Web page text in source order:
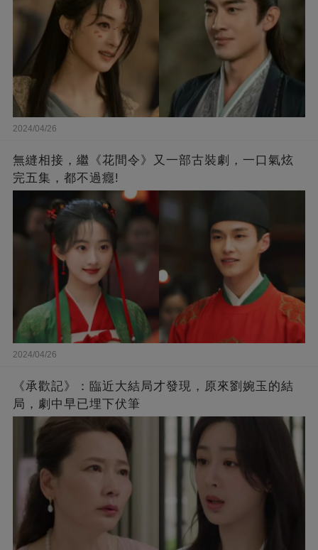
2024/04/26
無縫相接，繼《花間令》又一部古裝劇，一口氣炫
完五集，都不過癮!
2024/04/26
《承歡記》：臨近大結局才發現，原來劉婉玉的結
局，劇中早已埋下伏筆